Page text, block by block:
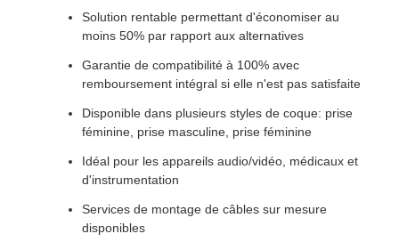
Solution rentable permettant d'économiser au
moins 50% par rapport aux alternatives
Garantie de compatibilité à 100% avec
remboursement intégral si elle n'est pas satisfaite
Disponible dans plusieurs styles de coque: prise
féminine, prise masculine, prise féminine
Idéal pour les appareils audio/vidéo, médicaux et
d'instrumentation
Services de montage de câbles sur mesure
disponibles